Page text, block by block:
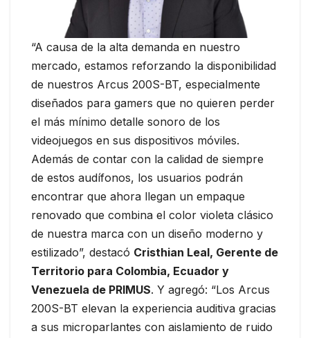
“A causa de la alta demanda en nuestro
mercado, estamos reforzando la disponibilidad
de nuestros Arcus 200S-BT, especialmente
diseñados para gamers que no quieren perder
el más mínimo detalle sonoro de los
videojuegos en sus dispositivos móviles.
Además de contar con la calidad de siempre
de estos audífonos, los usuarios podrán
encontrar que ahora llegan un empaque
renovado que combina el color violeta clásico
de nuestra marca con un diseño moderno y
estilizado”, destacó Cristhian Leal, Gerente de
Territorio para Colombia, Ecuador y
Venezuela de PRIMUS. Y agregó: “Los Arcus
200S-BT elevan la experiencia auditiva gracias
a sus microparlantes con aislamiento de ruido